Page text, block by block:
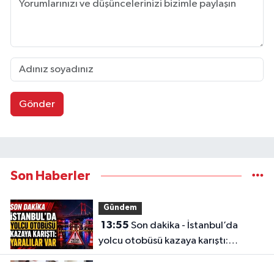
Gönder
Son Haberler
Gündem
13:55
yolcu otobüsü kazaya karıştı:
Yaralılar var